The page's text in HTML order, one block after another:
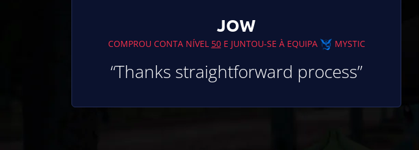
JOW
COMPROU CONTA NÍVEL 50E JUNTOU-SE À EQUIPA MYSTIC
“Thanks straightforward process”